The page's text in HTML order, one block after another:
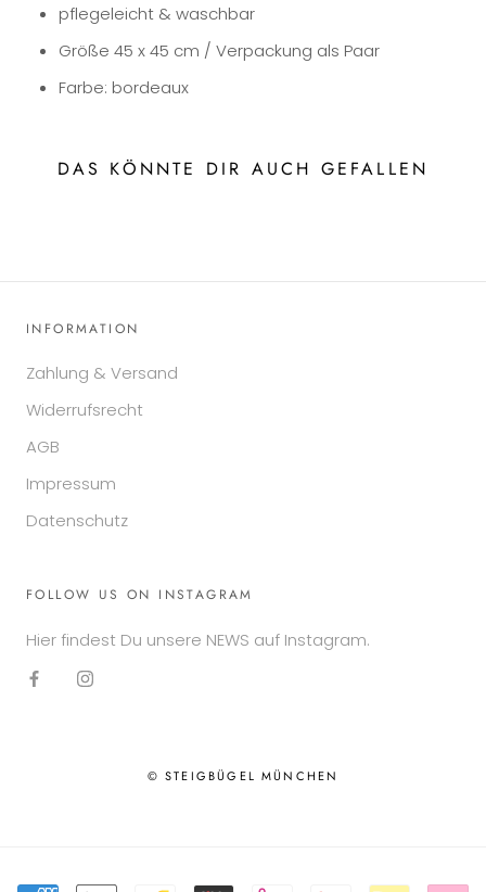
pflegeleicht & waschbar
Größe 45 x 45 cm / Verpackung als Paar
Farbe: bordeaux
DAS KÖNNTE DIR AUCH GEFALLEN
INFORMATION
Zahlung & Versand
Widerrufsrecht
AGB
Impressum
Datenschutz
FOLLOW US ON INSTAGRAM
Hier findest Du unsere NEWS auf Instagram.
© STEIGBÜGEL MÜNCHEN